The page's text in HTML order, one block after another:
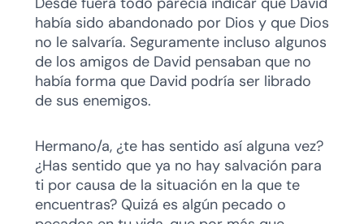
había sido abandonado por Dios y que Dios
no le salvaría. Seguramente incluso algunos
de los amigos de David pensaban que no
había forma que David podría ser librado
de sus enemigos.
Hermano/a, ¿te has sentido así alguna vez?
¿Has sentido que ya no hay salvación para
ti por causa de la situación en la que te
encuentras? Quizá es algún pecado o